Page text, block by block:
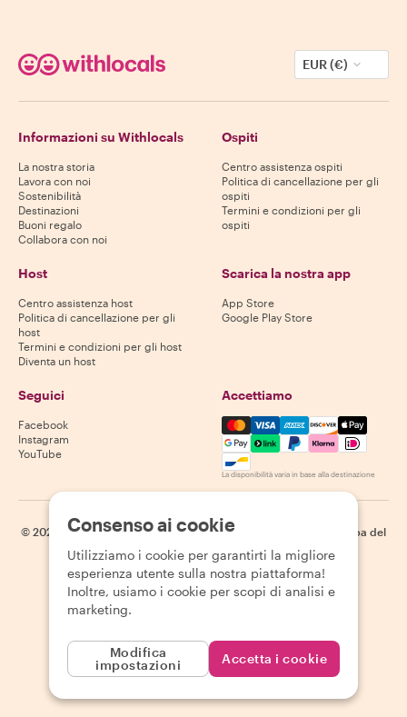
EUR (€)
Informazioni su Withlocals
La nostra storia
Lavora con noi
Sostenibilità
Destinazioni
Buoni regalo
Collabora con noi
Ospiti
Centro assistenza ospiti
Politica di cancellazione per gli
ospiti
Termini e condizioni per gli
ospiti
Host
Centro assistenza host
Politica di cancellazione per gli
host
Termini e condizioni per gli host
Diventa un host
Scarica la nostra app
App Store
Google Play Store
Seguici
Facebook
Instagram
YouTube
Accettiamo
Mastercard, Visa, Amex,
La disponibilità varia in base alla destinazione
© 2026 Withlocals.com | Informativa sulla privacy
Mappa del
Consenso ai cookie
Utilizziamo i cookie per garantirti la migliore
esperienza utente sulla nostra piattaforma!
Inoltre, usiamo i cookie per scopi di analisi e
marketing.
Modifica
impostazioni
Accetta i cookie